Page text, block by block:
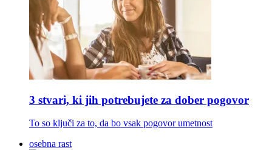
3 stvari, ki jih potrebujete za dober pogovor
To so ključi za to, da bo vsak pogovor umetnost
osebna rast